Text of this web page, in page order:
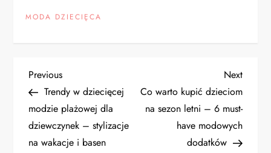
MODA DZIECIĘCA
N
a
w
Previous
Post
Previous
Trendy w dziecięcej
modzie plażowej dla
dziewczynek – stylizacje
na wakacje i basen
Next
Post
Next
Co warto kupić dzieciom
na sezon letni – 6 must-
have modowych
dodatków